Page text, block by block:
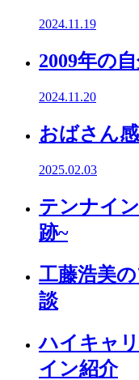
2024.11.19
2009年の
2024.11.20
おばさん感
2025.02.03
テンナイ
跡~
工藤浩美
談
ハイキャ
イン紹介